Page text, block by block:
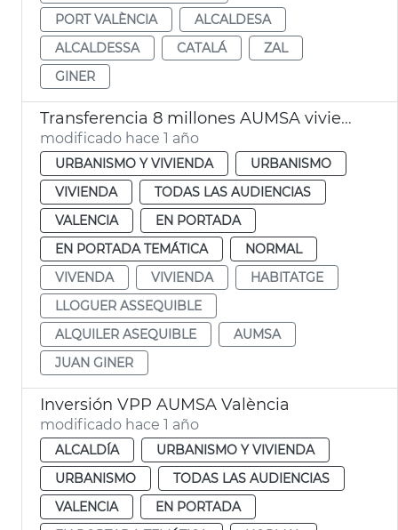
PORT VALÈNCIA
ALCALDESA
ALCALDESSA
CATALÁ
ZAL
GINER
Transferencia 8 millones AUMSA viviendas alquiler asequible
modificado hace 1 año
URBANISMO Y VIVIENDA
URBANISMO
VIVIENDA
TODAS LAS AUDIENCIAS
VALENCIA
EN PORTADA
EN PORTADA TEMÁTICA
NORMAL
VIVENDA
VIVIENDA
HABITATGE
LLOGUER ASSEQUIBLE
ALQUILER ASEQUIBLE
AUMSA
JUAN GINER
Inversión VPP AUMSA València
modificado hace 1 año
ALCALDÍA
URBANISMO Y VIVIENDA
URBANISMO
TODAS LAS AUDIENCIAS
VALENCIA
EN PORTADA